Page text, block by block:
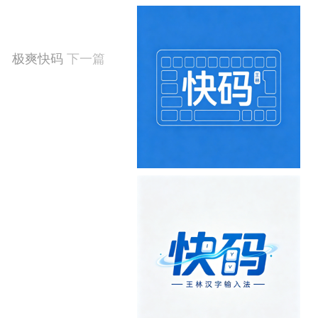
极爽快码 下一篇